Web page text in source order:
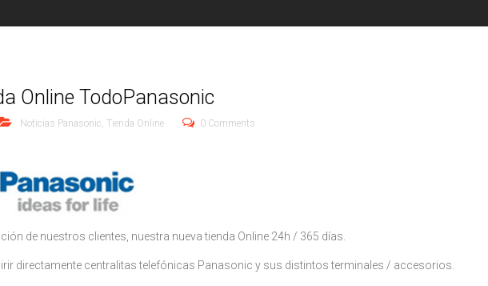
Online TodoPanasonic
Noticias Panasonic, Tienda Online 0 Comments
de nuestros clientes, nuestra nueva tienda Online 24h / 365 días.
directamente centralitas telefónicas Panasonic y sus distintos terminales / accesorios.